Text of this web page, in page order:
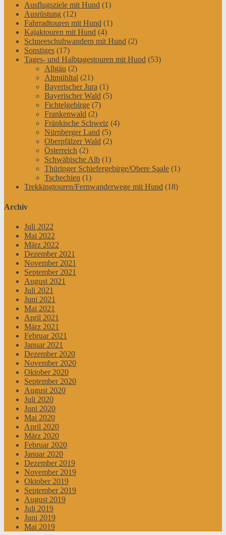
Ausflugsziele mit Hund (1)
Ausrüstung (12)
Fahrradtouren mit Hund (1)
Kajaktouren mit Hund (4)
Schneeschuhwandern mit Hund (2)
Sonstiges (17)
Tages- und Halbtagestouren mit Hund (53)
Allgäu (2)
Altmühltal (21)
Bayerischer Jura (1)
Bayerischer Wald (5)
Fichtelgebirge (7)
Frankenwald (2)
Fränkische Schweiz (4)
Nürnberger Land (5)
Oberpfälzer Wald (2)
Österreich (2)
Schwäbische Alb (1)
Thüringer Schiefergebirge/Obere Saale (1)
Tschechien (1)
Trekkingtouren/Fernwanderwege mit Hund (18)
Archiv
Juli 2022
Mai 2022
März 2022
Dezember 2021
November 2021
September 2021
August 2021
Juli 2021
Juni 2021
Mai 2021
April 2021
März 2021
Februar 2021
Januar 2021
Dezember 2020
November 2020
Oktober 2020
September 2020
August 2020
Juli 2020
Juni 2020
Mai 2020
April 2020
März 2020
Februar 2020
Januar 2020
Dezember 2019
November 2019
Oktober 2019
September 2019
August 2019
Juli 2019
Juni 2019
Mai 2019